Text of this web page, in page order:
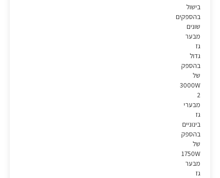
בישול
בהספקים
שונים
מבער
גז
גדול
בהספק
של
3000W
2
מבערי
גז
בינוניים
בהספק
של
1750W
מבער
גז